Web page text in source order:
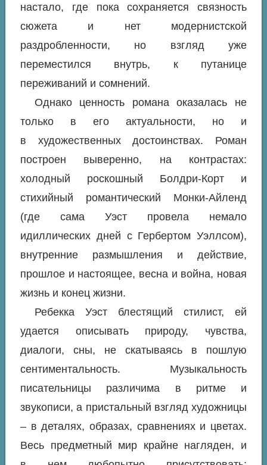
настало, где пока сохраняется связность
сюжета и нет модернистской
раздробленности, но взгляд уже
переместился внутрь, к путанице
переживаний и сомнений.
Однако ценность романа оказалась не
только в его актуальности, но и
в художественных достоинствах. Роман
построен выверенно, на контрастах:
холодный роскошный Болдри-Корт и
стихийный романтический Монки-Айленд
(где сама Уэст провела немало
идиллических дней с Гербертом Уэллсом),
внутренние размышления и действие,
прошлое и настоящее, весна и война, новая
жизнь и конец жизни.
Ребекка Уэст блестящий стилист, ей
удается описывать природу, чувства,
диалоги, сны, не скатываясь в пошлую
сентиментальность. Музыкальность
писательницы различима в ритме и
звукописи, а пристальный взгляд художницы
– в деталях, образах, сравнениях и цветах.
Весь предметный мир крайне нагляден, и